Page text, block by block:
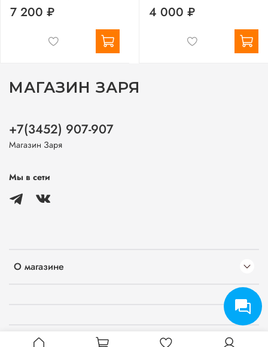
7 200 ₽ 4 000 ₽
О магазине
МАГАЗИН ЗАРЯ
+7(3452) 907-907
Магазин Заря
Мы в сети